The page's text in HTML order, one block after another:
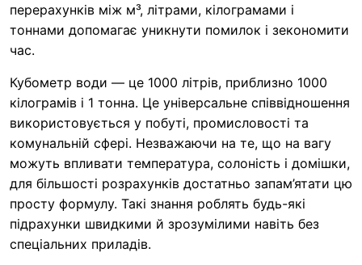
перерахунків між м³, літрами, кілограмами і
тоннами допомагає уникнути помилок і зекономити
час.
Кубометр води — це 1000 літрів, приблизно 1000
кілограмів і 1 тонна. Це універсальне співвідношення
використовується у побуті, промисловості та
комунальній сфері. Незважаючи на те, що на вагу
можуть впливати температура, солоність і домішки,
для більшості розрахунків достатньо запам’ятати цю
просту формулу. Такі знання роблять будь-які
підрахунки швидкими й зрозумілими навіть без
спеціальних приладів.